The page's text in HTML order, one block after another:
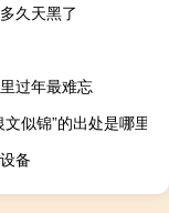
久天黑了
过年最难忘
文似锦”的出处是哪里
备